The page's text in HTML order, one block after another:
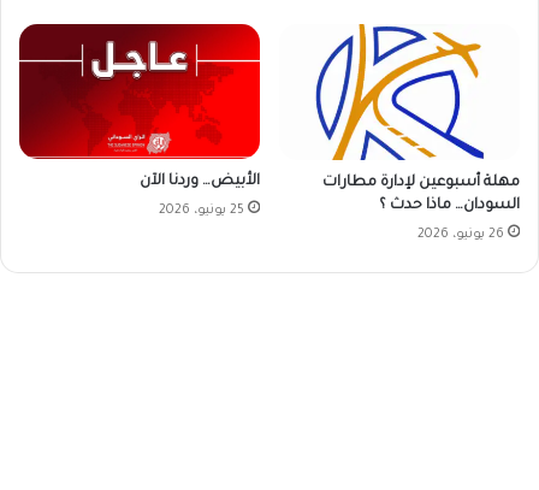
مهلة أسبوعين لإدارة مطارات
السودان… ماذا حدث ؟
26 يونيو، 2026
الأبيض… وردنا الآن
25 يونيو، 2026